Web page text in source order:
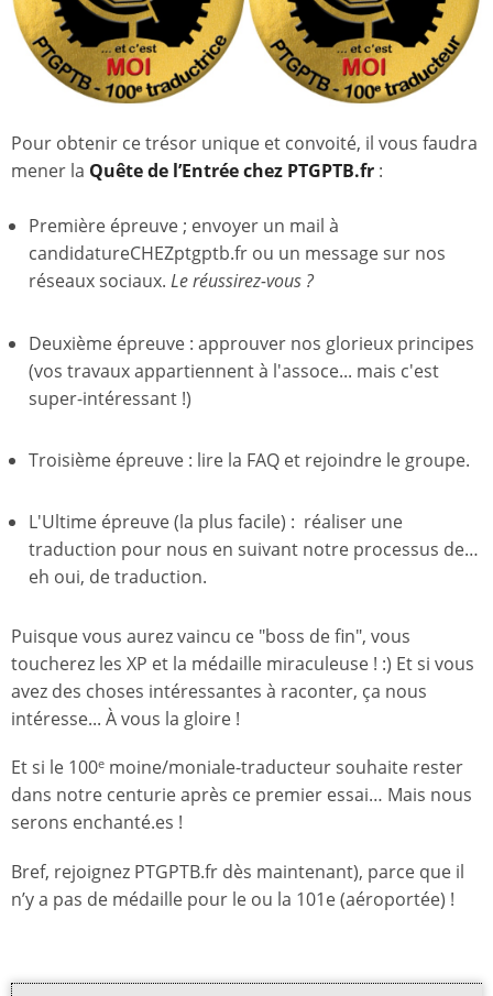
Pour obtenir ce trésor unique et convoité, il vous faudra
mener la Quête de l’Entrée chez PTGPTB.fr :
Première épreuve ; envoyer un mail à
candidatureCHEZptgptb.fr ou un message sur nos
réseaux sociaux. Le réussirez-vous ?
Deuxième épreuve : approuver nos glorieux principes
(vos travaux appartiennent à l'assoce... mais c'est
super-intéressant !)
Troisième épreuve : lire la FAQ et rejoindre le groupe.
L'Ultime épreuve (la plus facile) : réaliser une
traduction pour nous en suivant notre processus de…
eh oui, de traduction.
Puisque vous aurez vaincu ce "boss de fin", vous
toucherez les XP et la médaille miraculeuse ! :) Et si vous
avez des choses intéressantes à raconter, ça nous
intéresse... À vous la gloire !
Et si le 100e moine/moniale-traducteur souhaite rester
dans notre centurie après ce premier essai… Mais nous
serons enchanté.es !
Bref, rejoignez PTGPTB.fr dès maintenant), parce que il
n’y a pas de médaille pour le ou la 101e (aéroportée) !